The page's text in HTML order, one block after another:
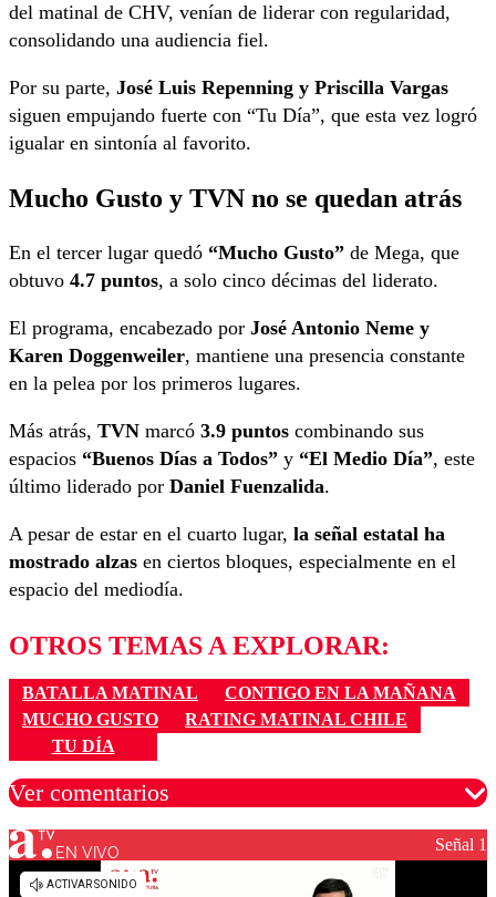
del matinal de CHV, venían de liderar con regularidad,
consolidando una audiencia fiel.
Por su parte, José Luis Repenning y Priscilla Vargas
siguen empujando fuerte con “Tu Día”, que esta vez logró
igualar en sintonía al favorito.
Mucho Gusto y TVN no se quedan atrás
En el tercer lugar quedó “Mucho Gusto” de Mega, que
obtuvo 4.7 puntos, a solo cinco décimas del liderato.
El programa, encabezado por José Antonio Neme y
Karen Doggenweiler, mantiene una presencia constante
en la pelea por los primeros lugares.
Más atrás, TVN marcó 3.9 puntos combinando sus
espacios “Buenos Días a Todos” y “El Medio Día”, este
último liderado por Daniel Fuenzalida.
A pesar de estar en el cuarto lugar, la señal estatal ha
mostrado alzas en ciertos bloques, especialmente en el
espacio del mediodía.
OTROS TEMAS A EXPLORAR:
BATALLA MATINAL
CONTIGO EN LA MAÑANA
MUCHO GUSTO
RATING MATINAL CHILE
TU DÍA
Ver comentarios
Los comentarios son moderados para garantizar un
diálogo respetuoso.
EN VIVO Señal 1